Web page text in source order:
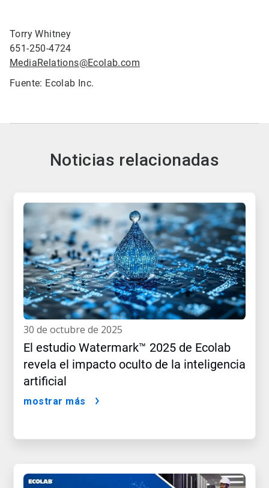
Torry Whitney
651-250-4724
MediaRelations@Ecolab.com
Fuente: Ecolab Inc.
Noticias relacionadas
30 de octubre de 2025
El estudio Watermark™ 2025 de Ecolab
revela el impacto oculto de la inteligencia
artificial
mostrar más